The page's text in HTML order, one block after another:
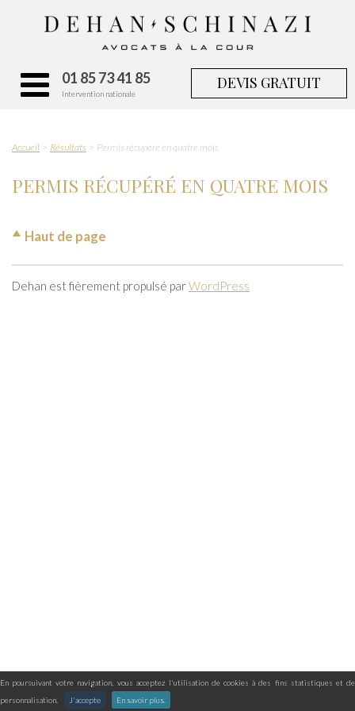
En poursuivant votre navigation, vous acceptez l'utilisation de cookies à des fins statistiques et de
personnalisation.
J'accepte En savoir plus.
01 85 73 41 85
Intervention nationale
DEVIS GRATUIT
Accueil Résultats Permis récupéré en quatre mois
PERMIS RÉCUPÉRÉ EN QUATRE MOIS
Haut de page
Dehan est fièrement propulsé parWordPress